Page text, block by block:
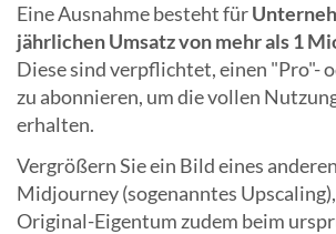
Eine Ausnahme besteht für
jährlichen Umsatz von mehr als 1
Diese sind verpflichtet, einen "Pro"-
zu abonnieren, um die vollen
erhalten.
Vergrößern Sie ein Bild eines
Midjourney (sogenanntes
Original-Eigentum zudem beim